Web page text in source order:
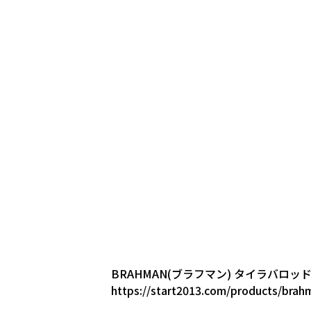
BRAHMAN(ブラフマン) タイラバロッド
https://start2013.com/products/